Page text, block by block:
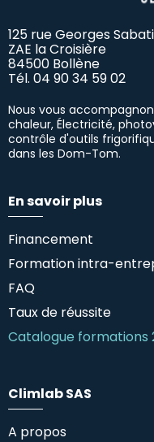
125 rue Georges
ZAE la Croisière
84500 Bollène
Tél. 04 90 34 59 02
Nous vous
chaleur, Électricité,
contrôle d'outils
dans les Dom-Tom.
En savoir plus
Financement
Formation intra-
FAQ
Taux de réussite
Catalogue formations
Climlab SAS
A propos